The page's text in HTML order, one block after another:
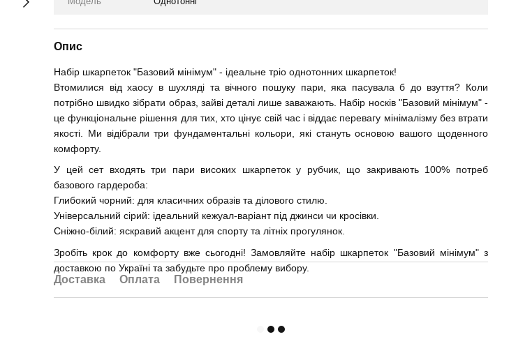
Опис
Набір шкарпеток "Базовий мінімум" - ідеальне тріо однотонних шкарпеток!
Втомилися від хаосу в шухляді та вічного пошуку пари, яка пасувала б до взуття? Коли
потрібно швидко зібрати образ, зайві деталі лише заважають. Набір носків "Базовий мінімум" -
це функціональне рішення для тих, хто цінує свій час і віддає перевагу мінімалізму без втрати
якості. Ми відібрали три фундаментальні кольори, які стануть основою вашого щоденного
комфорту.
У цей сет входять три пари високих шкарпеток у рубчик, що закривають 100% потреб
базового гардероба:
Глибокий чорний: для класичних образів та ділового стилю.
Універсальний сірий: ідеальний кежуал-варіант під джинси чи кросівки.
Сніжно-білий: яскравий акцент для спорту та літніх прогулянок.
Зробіть крок до комфорту вже сьогодні! Замовляйте набір шкарпеток "Базовий мінімум" з
доставкою по Україні та забудьте про проблему вибору.
Доставка Оплата Повернення